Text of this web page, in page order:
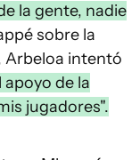
la gente, nadie
sobre la
Arbeloa intentó
apoyo de la
jugadores".